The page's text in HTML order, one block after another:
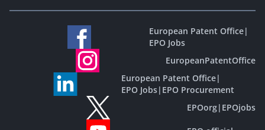
European Patent Office|
EPO Jobs
EuropeanPatentOffice
European Patent Office|
EPO Jobs| EPO Procurement
EPOorg| EPOjobs